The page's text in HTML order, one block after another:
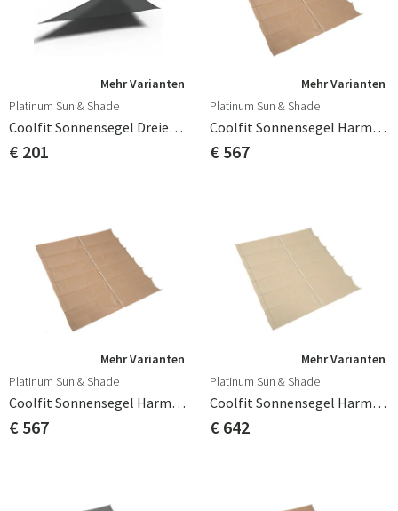
Mehr Varianten
Platinum Sun & Shade
Coolfit Sonnensegel Dreieckig 90° 500x710cm Schwarz
€ 201
Mehr Varianten
Platinum Sun & Shade
Coolfit Sonnensegel Harmonica 200x300cm Beige
€ 567
Mehr Varianten
Platinum Sun & Shade
Coolfit Sonnensegel Harmonica 200x300cm Cremefarben
€ 567
Mehr Varianten
Platinum Sun & Shade
Coolfit Sonnensegel Harmonica 200x400cm Cremefarben
€ 642